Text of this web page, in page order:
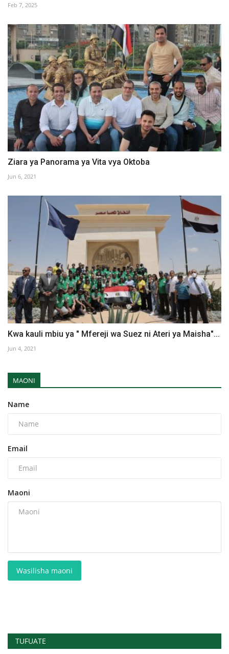
Feb 7, 2025
Ziara ya Panorama ya Vita vya Oktoba
Jun 6, 2021
Kwa kauli mbiu ya " Mfereji wa Suez ni Ateri ya Maisha"...
Jun 4, 2021
MAONI
Name
Email
Maoni
Wasilisha maoni
TUFUATE